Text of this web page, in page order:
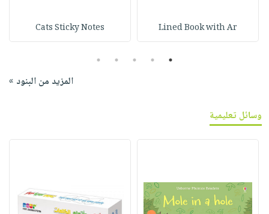
Lined Book with Ar
Cats Sticky Notes
1
2
3
4
5
المزيد من البنود »
وسائل تعليمية